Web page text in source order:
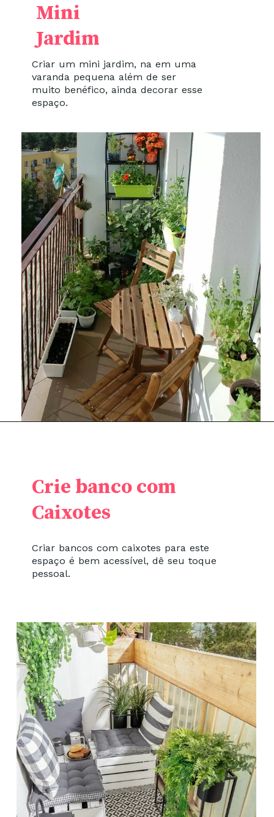
Criar um mini jardim, na em uma
varanda pequena além de ser
muito benéfico, ainda decorar esse
espaço.
Mini
Jardim
Criar bancos com caixotes para este
espaço é bem acessível, dê seu toque
pessoal.
Crie banco com
Caixotes